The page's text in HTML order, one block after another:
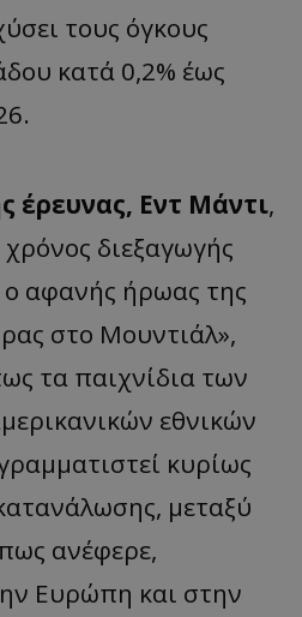
τους όγκους
κατά 0,2% έως
έρευνας, Εντ Μάντι,
διεξαγωγής
αφανής ήρωας της
στο Μουντιάλ»,
τα παιχνίδια των
εθνικών
κυρίως
μεταξύ
ανέφερε,
Ευρώπη και στην